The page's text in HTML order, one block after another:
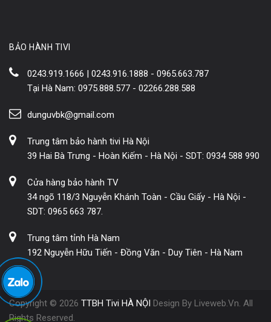
BẢO HÀNH TIVI
0243.919.1666 | 0243.916.1888 - 0965.663.787
Tại Hà Nam: 0975.888.577 - 02266.288.588
dunguvbk@gmail.com
Trung tâm bảo hành tivi Hà Nội
39 Hai Bà Trưng - Hoàn Kiếm - Hà Nội - SDT: 0934 588 990
Cửa hàng bảo hành TV
34 ngõ 118/3 Nguyễn Khánh Toàn - Cầu Giấy - Hà Nội -
SDT: 0965 663 787.
Trung tâm tỉnh Hà Nam
192 Nguyễn Hữu Tiến - Đồng Văn - Duy Tiên - Hà Nam
Copyright © 2026 TTBH Tivi HÀ NỘI Design By Liveweb.Vn. All
Rights Reserved.